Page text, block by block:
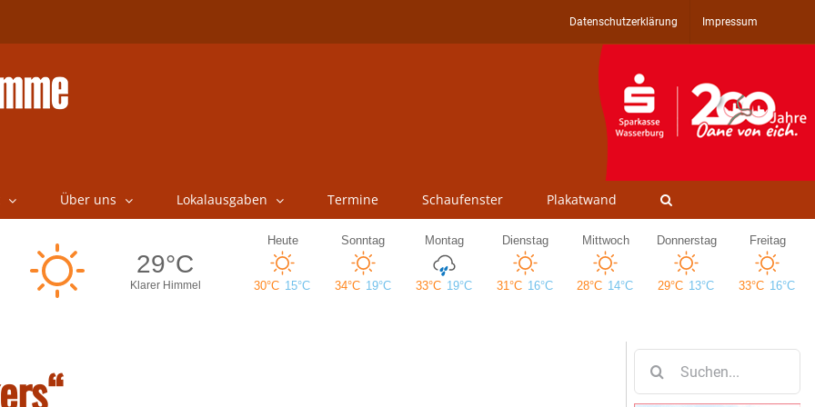
Datenschutzerklärung Impressum
Über uns Lokalausgaben Termine Schaufenster Plakatwand
nach: